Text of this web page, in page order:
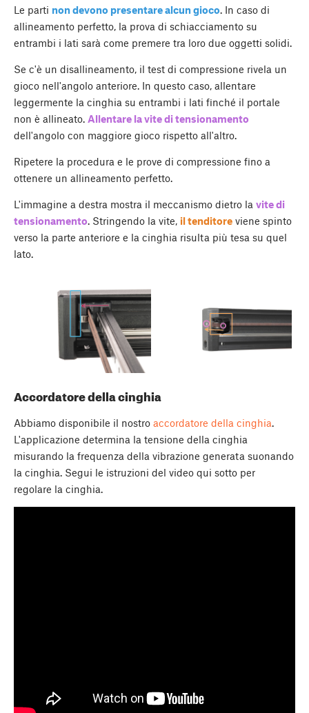
Le parti non devono presentare alcun gioco. In caso di
allineamento perfetto, la prova di schiacciamento su
entrambi i lati sarà come premere tra loro due oggetti solidi.
Se c'è un disallineamento, il test di compressione rivela un
gioco nell'angolo anteriore. In questo caso, allentare
leggermente la cinghia su entrambi i lati finché il portale
non è allineato. Allentare la vite di tensionamento
dell'angolo con maggiore gioco rispetto all'altro.
Ripetere la procedura e le prove di compressione fino a
ottenere un allineamento perfetto.
L'immagine a destra mostra il meccanismo dietro la vite di
tensionamento. Stringendo la vite, il tenditore viene spinto
verso la parte anteriore e la cinghia risulta più tesa su quel
lato.
Accordatore della cinghia
Abbiamo disponibile il nostro accordatore della cinghia.
L'applicazione determina la tensione della cinghia
misurando la frequenza della vibrazione generata suonando
la cinghia. Segui le istruzioni del video qui sotto per
regolare la cinghia.